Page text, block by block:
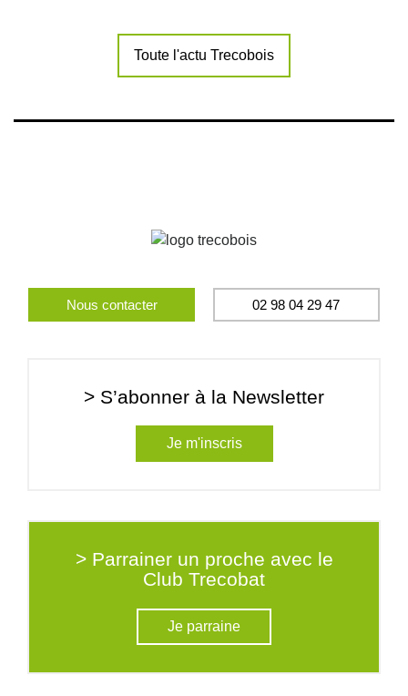
Toute l'actu Trecobois
Nous contacter 02 98 04 29 47
> S’abonner à la Newsletter
Je m'inscris
> Parrainer un proche avec le
Club Trecobat
Je parraine